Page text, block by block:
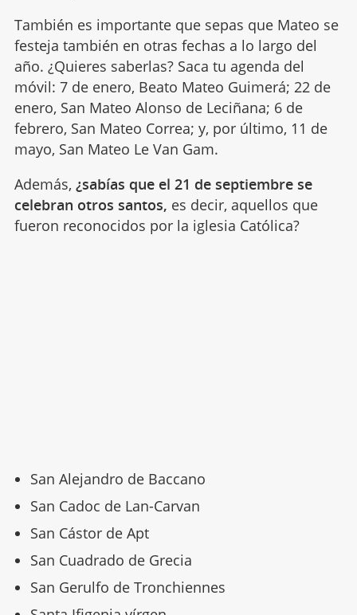
También es importante que sepas que Mateo se
festeja también en otras fechas a lo largo del
año. ¿Quieres saberlas? Saca tu agenda del
móvil: 7 de enero, Beato Mateo Guimerá; 22 de
enero, San Mateo Alonso de Leciñana; 6 de
febrero, San Mateo Correa; y, por último, 11 de
mayo, San Mateo Le Van Gam.
Además, ¿sabías que el 21 de septiembre se
celebran otros santos, es decir, aquellos que
fueron reconocidos por la iglesia Católica?
San Alejandro de Baccano
San Cadoc de Lan-Carvan
San Cástor de Apt
San Cuadrado de Grecia
San Gerulfo de Tronchiennes